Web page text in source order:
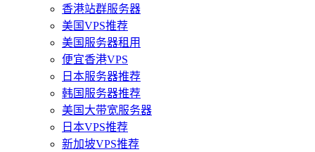
香港站群服务器
美国VPS推荐
美国服务器租用
便宜香港VPS
日本服务器推荐
韩国服务器推荐
美国大带宽服务器
日本VPS推荐
新加坡VPS推荐